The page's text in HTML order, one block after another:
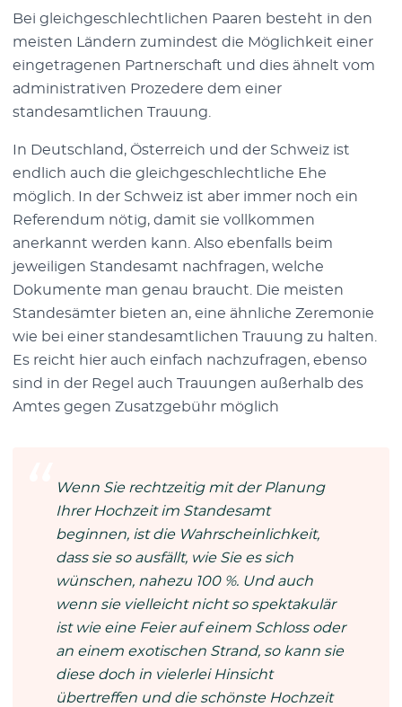
Bei gleichgeschlechtlichen Paaren besteht in den
meisten Ländern zumindest die Möglichkeit einer
eingetragenen Partnerschaft und dies ähnelt vom
administrativen Prozedere dem einer
standesamtlichen Trauung.
In Deutschland, Österreich und der Schweiz ist
endlich auch die gleichgeschlechtliche Ehe
möglich. In der Schweiz ist aber immer noch ein
Referendum nötig, damit sie vollkommen
anerkannt werden kann. Also ebenfalls beim
jeweiligen Standesamt nachfragen, welche
Dokumente man genau braucht. Die meisten
Standesämter bieten an, eine ähnliche Zeremonie
wie bei einer standesamtlichen Trauung zu halten.
Es reicht hier auch einfach nachzufragen, ebenso
sind in der Regel auch Trauungen außerhalb des
Amtes gegen Zusatzgebühr möglich
Wenn Sie rechtzeitig mit der Planung
Ihrer Hochzeit im Standesamt
beginnen, ist die Wahrscheinlichkeit,
dass sie so ausfällt, wie Sie es sich
wünschen, nahezu 100 %. Und auch
wenn sie vielleicht nicht so spektakulär
ist wie eine Feier auf einem Schloss oder
an einem exotischen Strand, so kann sie
diese doch in vielerlei Hinsicht
übertreffen und die schönste Hochzeit